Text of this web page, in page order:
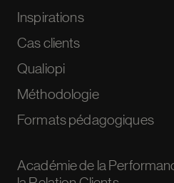
Inspirations
Cas clients
Qualiopi
Méthodologie
Formats pédagogiques
Académie de la